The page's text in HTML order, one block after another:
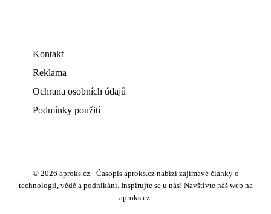
Kontakt
Reklama
Ochrana osobních údajů
Podmínky použití
© 2026 aproks.cz - Časopis aproks.cz nabízí zajímavé články o
technologii, vědě a podnikání. Inspirujte se u nás! Navštivte náš web na
aproks.cz.